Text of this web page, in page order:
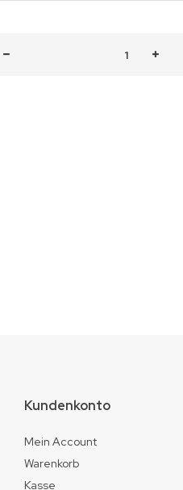
Kundenkonto
Mein Account
Warenkorb
Kasse